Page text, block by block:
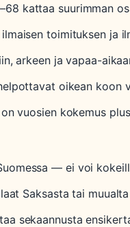
kattaa suurimman
toimituksen ja
arkeen ja vapaa-
oikean koon
vuosien kokemus
— ei voi
Saksasta tai muualta
sekaannusta